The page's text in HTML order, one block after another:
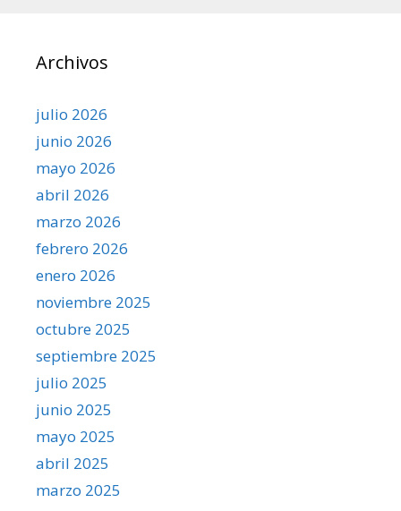
Archivos
julio 2026
junio 2026
mayo 2026
abril 2026
marzo 2026
febrero 2026
enero 2026
noviembre 2025
octubre 2025
septiembre 2025
julio 2025
junio 2025
mayo 2025
abril 2025
marzo 2025